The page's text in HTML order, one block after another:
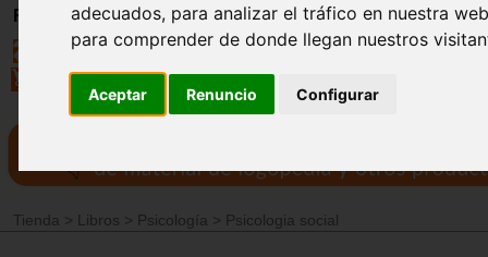
adecuados, para analizar el tráfico en nuestra
para comprender de donde llegan nuestros
Aceptar Renuncio Configurar
Registro
Tienda > Libros > Psicología > Psicologia social